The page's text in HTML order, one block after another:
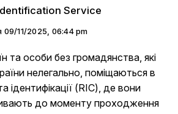
Service
09/11/2025, 06:44 pm
та особи без громадянства, які
нелегально, поміщаються в
ідентифікації (RIC), де вони
до моменту проходження